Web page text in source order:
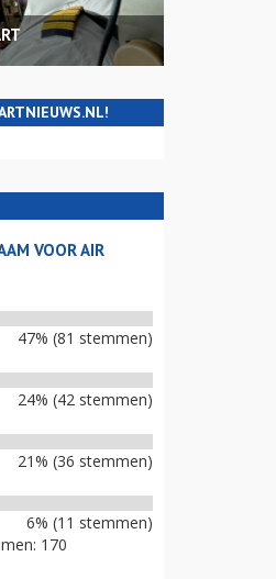
VOOR AIR
47% (81 stemmen)
24% (42 stemmen)
21% (36 stemmen)
6% (11 stemmen)
170